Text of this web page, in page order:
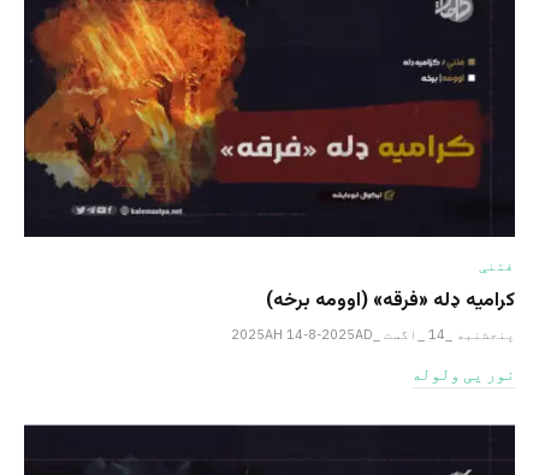
فتنې
کرامیه ډله «فرقه» (اوومه برخه)
پنجشنبه _14 _اگست _2025AH 14-8-2025AD
نور یی ولوله